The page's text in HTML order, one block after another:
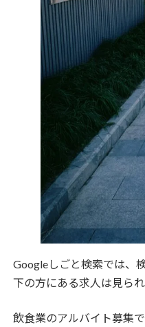
Googleしごと検索では、
下の方にある求人は見ら
飲食業のアルバイト募集